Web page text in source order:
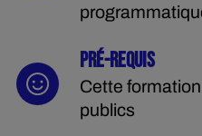
PRÉ-REQUIS
Cette
publics